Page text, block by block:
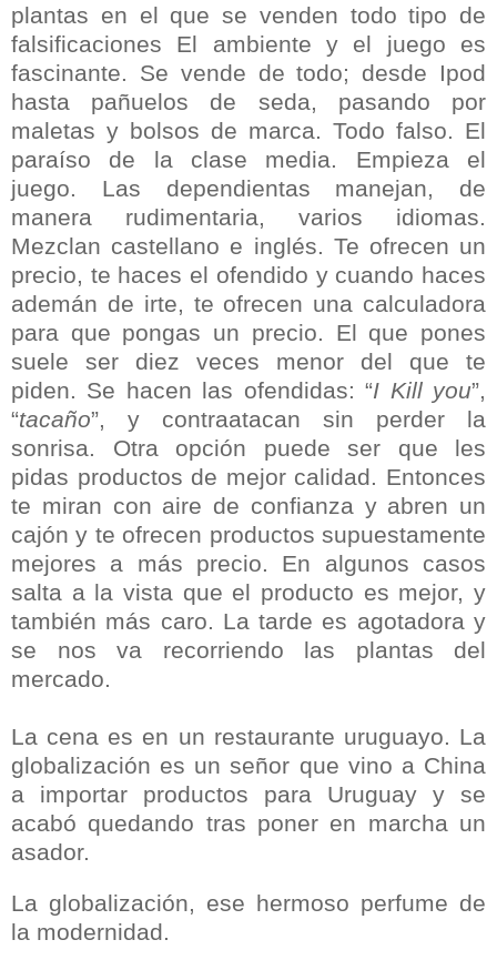
plantas en el que se venden todo tipo de
falsificaciones El ambiente y el juego es
fascinante. Se vende de todo; desde Ipod
hasta pañuelos de seda, pasando por
maletas y bolsos de marca. Todo falso. El
paraíso de la clase media. Empieza el
juego. Las dependientas manejan, de
manera rudimentaria, varios idiomas.
Mezclan castellano e inglés. Te ofrecen un
precio, te haces el ofendido y cuando haces
ademán de irte, te ofrecen una calculadora
para que pongas un precio. El que pones
suele ser diez veces menor del que te
piden. Se hacen las ofendidas: “I Kill you”,
“tacaño”, y contraatacan sin perder la
sonrisa. Otra opción puede ser que les
pidas productos de mejor calidad. Entonces
te miran con aire de confianza y abren un
cajón y te ofrecen productos supuestamente
mejores a más precio. En algunos casos
salta a la vista que el producto es mejor, y
también más caro. La tarde es agotadora y
se nos va recorriendo las plantas del
mercado.
La cena es en un restaurante uruguayo. La
globalización es un señor que vino a China
a importar productos para Uruguay y se
acabó quedando tras poner en marcha un
asador.
La globalización, ese hermoso perfume de
la modernidad.